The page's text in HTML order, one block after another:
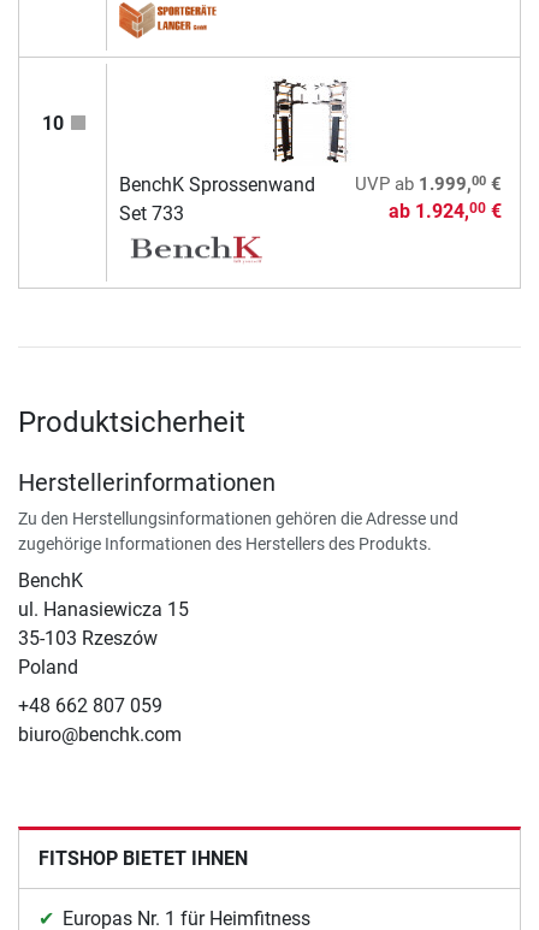
10
BenchK Sprossenwand
Set 733
UVPab 1.999,00€
ab 1.924,00€
Produktsicherheit
Herstellerinformationen
Zu den Herstellungsinformationen gehören die Adresse und
zugehörige Informationen des Herstellers des Produkts.
BenchK
ul. Hanasiewicza 15
35-103 Rzeszów
Poland
+48 662 807 059
biuro@benchk.com
FITSHOP BIETET IHNEN
Europas Nr. 1 für Heimfitness